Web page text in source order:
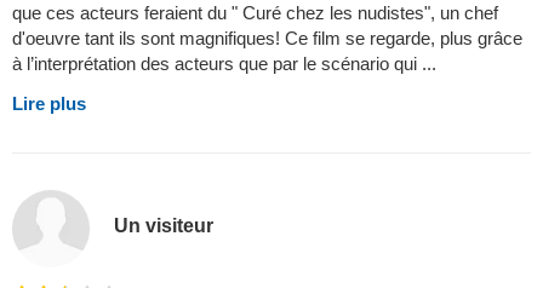
que ces acteurs feraient du " Curé chez les nudistes", un chef
d'oeuvre tant ils sont magnifiques! Ce film se regarde, plus grâce
à l’interprétation des acteurs que par le scénario qui ...
Lire plus
Un visiteur